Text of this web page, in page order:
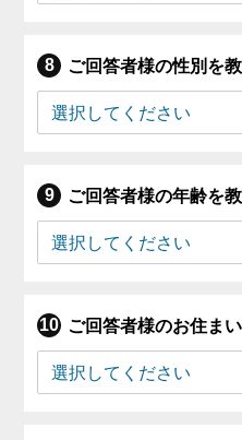
ご回答者様の性別を
ご回答者様の年齢を
ご回答者様のお住ま